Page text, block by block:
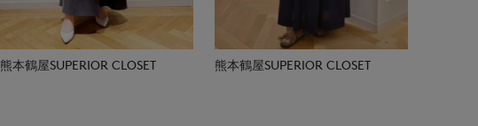
熊本鶴屋SUPERIOR CLOSET 熊本鶴屋SUPERIOR CLOSET